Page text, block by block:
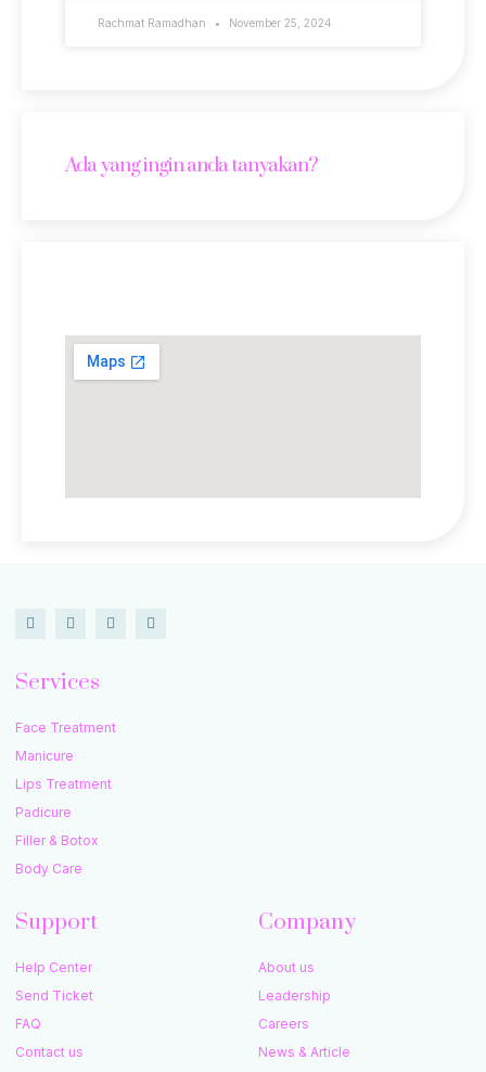
Rachmat Ramadhan November 25, 2024
Ada yang ingin anda tanyakan?
Services
Face Treatment
Manicure
Lips Treatment
Padicure
Filler & Botox
Body Care
Support
Help Center
Send Ticket
FAQ
Contact us
Company
About us
Leadership
Careers
News & Article